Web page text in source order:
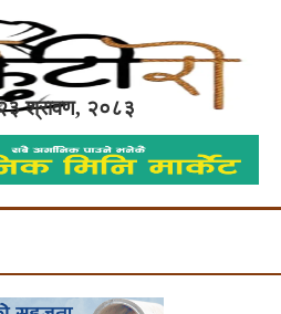
श्रावण, २०८३